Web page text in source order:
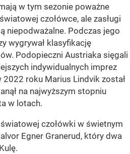
w tym sezonie poważne
czołówce, ale zasługi
niepodważalne. Podczas jego
wygrywał klasyfikację
Podopieczni Austriaka sięgali
indywidualnych imprez
roku Marius Lindvik został
na najwyższym stopniu
w lotach.
czołówki w świetnym
Egner Granerud, który dwa